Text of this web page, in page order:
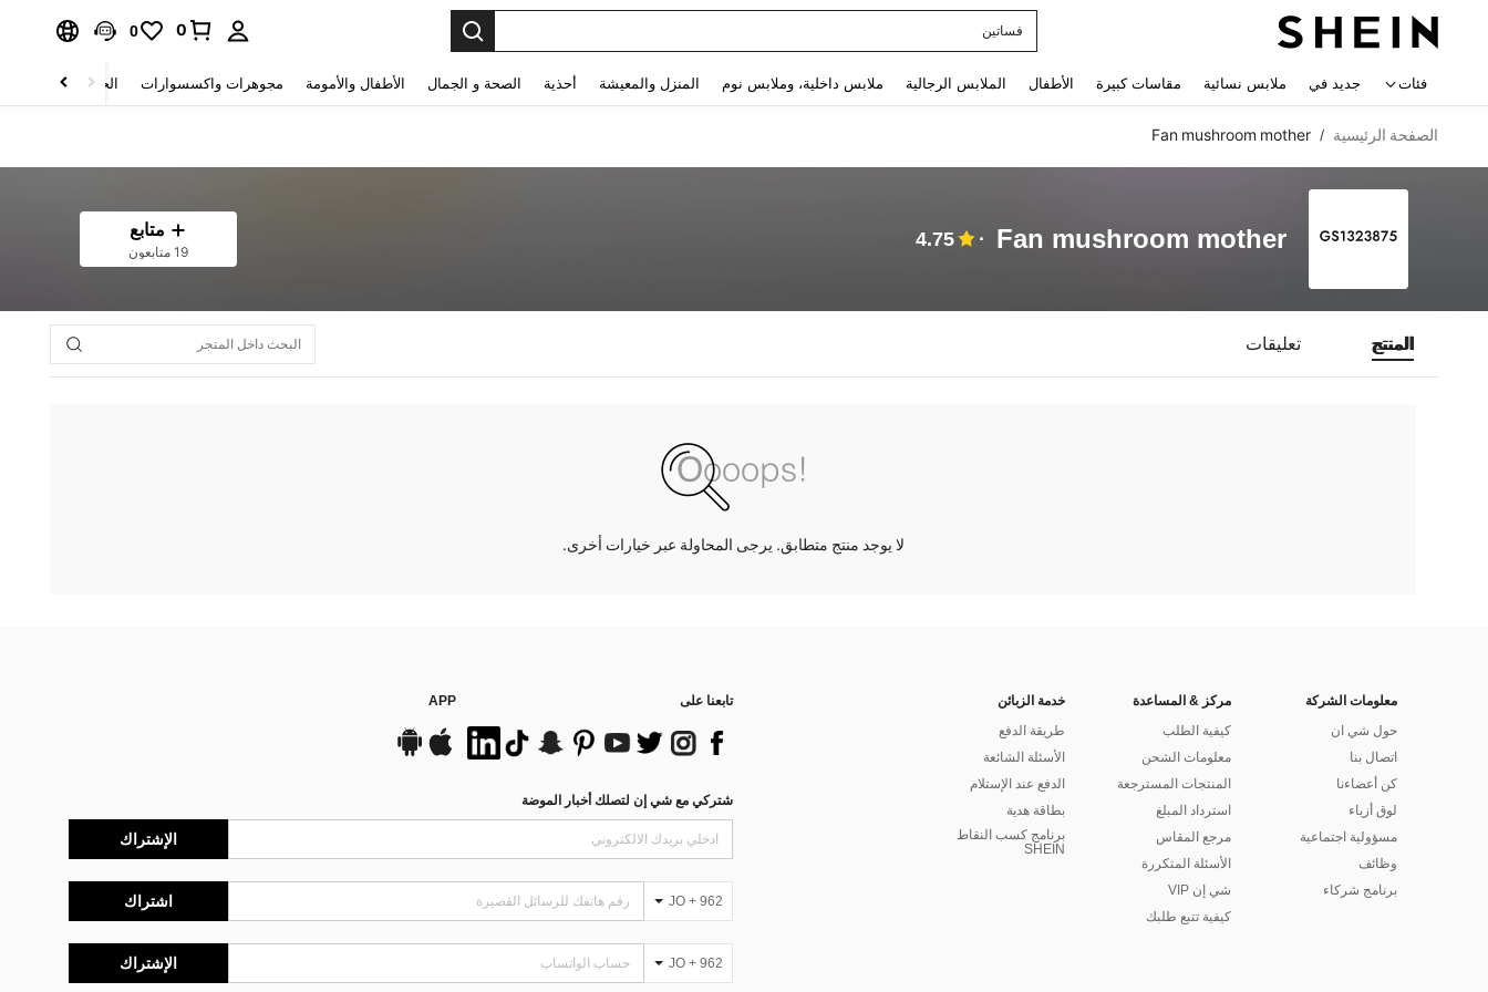
فساتين
0
0
فئات جديد في ملابس نسائية مقاسات كبيرة الأطفال الملابس الرجالية ملابس داخلية، وملابس نوم المنزل والمعيشة أحذية الصحة و الجمال الأطفال والأمومة مجوهرات واكسسوارات الحقائب والأمتعة
الصفحة الرئيسية /
Fan mushroom mother
Fan mushroom mother
4.75 متابع
19 متابعون
المنتج تعليقات
لا يوجد منتج متطابق. يرجى المحاولة عبر خيارات أخرى.
معلومات الشركة
حول شي ان
اتصال بنا
كن أعضاءنا
لوق أزياء
مسؤولية اجتماعية
وظائف
برنامج شركاء
مركز & المساعدة
كيفية الطلب
معلومات الشحن
المنتجات المسترجعة
استرداد المبلغ
مرجع المقاس
الأسئلة المتكررة
شي إن VIP
كيفية تتبع طلبك
خدمة الزبائن
طريقة الدفع
الأسئلة الشائعة
الدفع عند الإستلام
بطاقة هدية
برنامج كسب النقاط
SHEIN
تابعنا على APP
شتركي مع شي إن لتصلك أخبار الموضة
الإشتراك
JO + 962 اشتراك
JO + 962 الإشتراك